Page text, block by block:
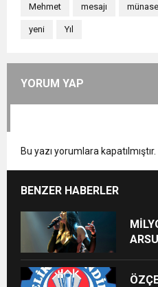
Mehmet mesajı
yeni Yıl
YORUM YAP
Bu yazı yorumlara kapatılmıştır.
BENZER HABERLER